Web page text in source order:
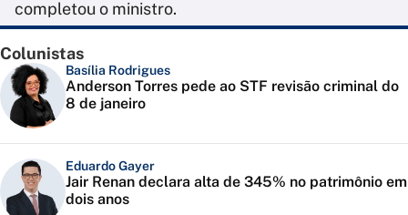
completou o ministro.
Colunistas
Basília Rodrigues
Anderson Torres pede ao STF revisão criminal do
8 de janeiro
Eduardo Gayer
Jair Renan declara alta de 345% no patrimônio em
dois anos